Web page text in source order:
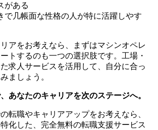
がある
で几帳面な性格の人が特に活躍しやす
アをお考えなら、まずはマシンオペレ
トするのも一つの選択肢です。工場・
求人サービスを活用して、自分に合っ
ましょう。
あなたのキャリアを次のステージへ。
転職やキャリアアップをお考えなら、
化した、完全無料の転職支援サービス